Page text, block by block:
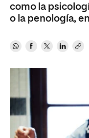
como la
o la penología,